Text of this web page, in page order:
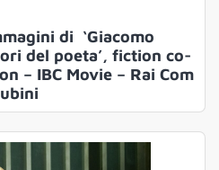
di ‘Giacomo
del poeta’, fiction co-
– IBC Movie – Rai Com